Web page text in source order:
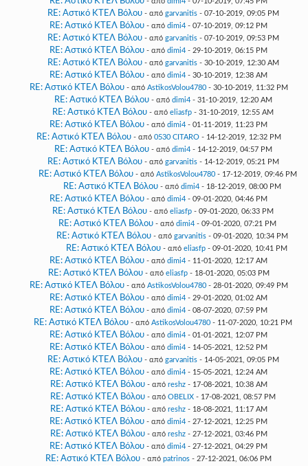
RE: Αστικό ΚΤΕΛ Βόλου - από garvanitis- 07-10-2019, 09:05 PM
RE: Αστικό ΚΤΕΛ Βόλου - από dimi4 - 07-10-2019, 09:12 PM
RE: Αστικό ΚΤΕΛ Βόλου - από garvanitis- 07-10-2019, 09:53 PM
RE: Αστικό ΚΤΕΛ Βόλου - από dimi4 - 29-10-2019, 06:15 PM
RE: Αστικό ΚΤΕΛ Βόλου - από garvanitis- 30-10-2019, 12:30 AM
RE: Αστικό ΚΤΕΛ Βόλου - από dimi4 - 30-10-2019, 12:38 AM
RE: Αστικό ΚΤΕΛ Βόλου - από AstikosVolou4780- 30-10-2019, 11:32 PM
RE: Αστικό ΚΤΕΛ Βόλου - από dimi4- 31-10-2019, 12:20 AM
RE: Αστικό ΚΤΕΛ Βόλου - από eliasfp - 31-10-2019, 12:55 AM
RE: Αστικό ΚΤΕΛ Βόλου - από dimi4 - 01-11-2019, 11:23 PM
RE: Αστικό ΚΤΕΛ Βόλου - από 0530 CITARO- 14-12-2019, 12:32 PM
RE: Αστικό ΚΤΕΛ Βόλου - από dimi4- 14-12-2019, 04:57 PM
RE: Αστικό ΚΤΕΛ Βόλου - από garvanitis- 14-12-2019, 05:21 PM
RE: Αστικό ΚΤΕΛ Βόλου - από AstikosVolou4780- 17-12-2019, 09:46 PM
RE: Αστικό ΚΤΕΛ Βόλου - από dimi4- 18-12-2019, 08:00 PM
RE: Αστικό ΚΤΕΛ Βόλου - από dimi4 - 09-01-2020, 04:46 PM
RE: Αστικό ΚΤΕΛ Βόλου - από eliasfp - 09-01-2020, 06:33 PM
RE: Αστικό ΚΤΕΛ Βόλου - από dimi4 - 09-01-2020, 07:21 PM
RE: Αστικό ΚΤΕΛ Βόλου - από garvanitis- 09-01-2020, 10:34 PM
RE: Αστικό ΚΤΕΛ Βόλου - από eliasfp- 09-01-2020, 10:41 PM
RE: Αστικό ΚΤΕΛ Βόλου - από dimi4 - 11-01-2020, 12:17 AM
RE: Αστικό ΚΤΕΛ Βόλου - από eliasfp- 18-01-2020, 05:03 PM
RE: Αστικό ΚΤΕΛ Βόλου - από AstikosVolou4780- 28-01-2020, 09:49 PM
RE: Αστικό ΚΤΕΛ Βόλου - από dimi4 - 29-01-2020, 01:02 AM
RE: Αστικό ΚΤΕΛ Βόλου - από dimi4 - 08-07-2020, 07:59 PM
RE: Αστικό ΚΤΕΛ Βόλου - από AstikosVolou4780 - 11-07-2020, 10:21 PM
RE: Αστικό ΚΤΕΛ Βόλου - από dimi4 - 01-01-2021, 12:07 PM
RE: Αστικό ΚΤΕΛ Βόλου - από dimi4 - 14-05-2021, 12:52 PM
RE: Αστικό ΚΤΕΛ Βόλου - από garvanitis- 14-05-2021, 09:05 PM
RE: Αστικό ΚΤΕΛ Βόλου - από dimi4 - 15-05-2021, 12:24 AM
RE: Αστικό ΚΤΕΛ Βόλου - από reshz- 17-08-2021, 10:38 AM
RE: Αστικό ΚΤΕΛ Βόλου - από OBELIX - 17-08-2021, 08:57 PM
RE: Αστικό ΚΤΕΛ Βόλου - από reshz- 18-08-2021, 11:17 AM
RE: Αστικό ΚΤΕΛ Βόλου - από dimi4 - 27-12-2021, 12:25 PM
RE: Αστικό ΚΤΕΛ Βόλου - από reshz- 27-12-2021, 03:46 PM
RE: Αστικό ΚΤΕΛ Βόλου - από dimi4 - 27-12-2021, 04:29 PM
RE: Αστικό ΚΤΕΛ Βόλου - από patrinos - 27-12-2021, 06:06 PM